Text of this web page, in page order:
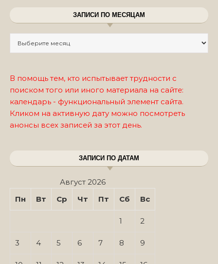
ЗАПИСИ ПО МЕСЯЦАМ
В помощь тем, кто испытывает трудности с
поиском того или иного материала на сайте:
календарь - функциональный элемент сайта.
Кликом на активную дату можно посмотреть
анонсы всех записей за этот день.
ЗАПИСИ ПО ДАТАМ
Август 2026
Пн
Вт Ср Чт Пт Сб Вс
1 2
3 4 5 6 7 8 9